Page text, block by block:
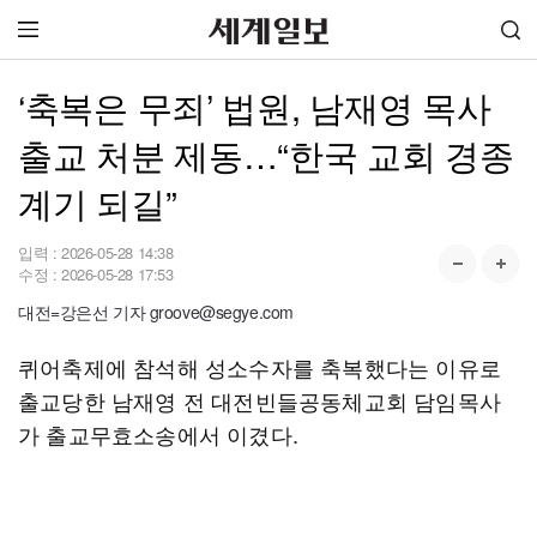
‘축복은 무죄’ 법원, 남재영 목사
출교 처분 제동…“한국 교회 경종
계기 되길”
입력 : 2026-05-28 14:38
수정 : 2026-05-28 17:53
대전=강은선 기자 groove@segye.com
퀴어축제에 참석해 성소수자를 축복했다는 이유로
출교당한 남재영 전 대전빈들공동체교회 담임목사
가 출교무효소송에서 이겼다.